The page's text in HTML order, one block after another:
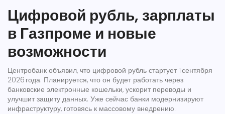
Цифровой рубль, зарплаты
в Газпроме и новые
возможности
Центробанк объявил, что цифровой рубль стартует 1 сентября
2026 года. Планируется, что он будет работать через
банковские электронные кошельки, ускорит переводы и
улучшит защиту данных. Уже сейчас банки модернизируют
инфраструктуру, готовясь к массовому внедрению.